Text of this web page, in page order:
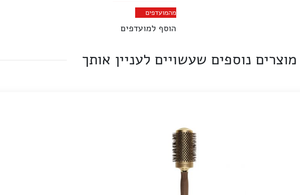
מהמועדפים
הוסף למועדפים
מוצרים נוספים שעשויים לעניין אותך